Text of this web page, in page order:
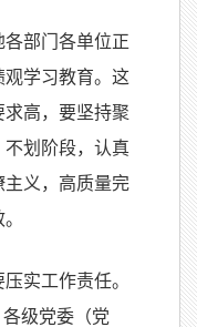
部门各单位正
学习教育。这
高，要坚持聚
划阶段，认真
义，高质量完
实工作责任。
级党委（党